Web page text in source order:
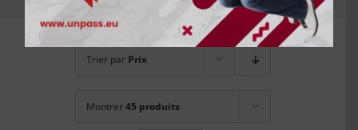
Trier par Prix
Montrer45 produits